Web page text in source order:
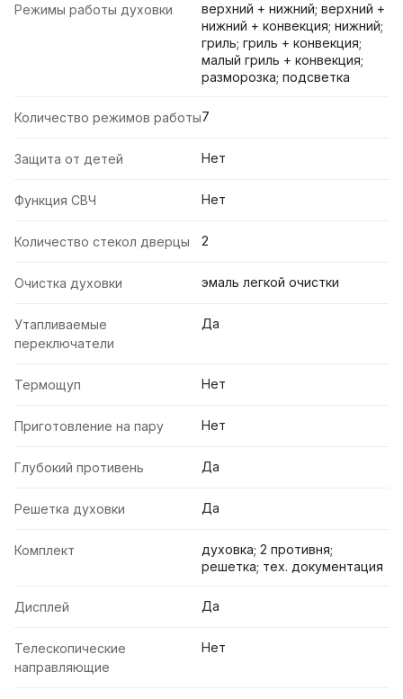
Режимы работы духовки
верхний + нижний; верхний +
нижний + конвекция; нижний;
гриль; гриль + конвекция;
малый гриль + конвекция;
разморозка; подсветка
Количество режимов работы7
Защита от детей Нет
Функция СВЧ Нет
Количество стекол дверцы 2
Очистка духовки эмаль легкой очистки
Утапливаемые
переключатели
Да
Термощуп Нет
Приготовление на пару Нет
Глубокий противень Да
Решетка духовки Да
Комплект
духовка; 2 противня;
решетка; тех. документация
Дисплей Да
Телескопические
направляющие
Нет